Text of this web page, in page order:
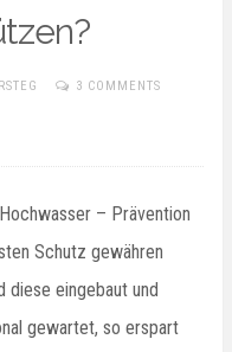
3 COMMENTS
– Prävention
Schutz gewähren
diese eingebaut und
gewartet, so erspart